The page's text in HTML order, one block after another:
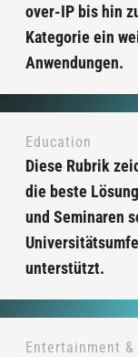
over-IP bis hin
Kategorie ein
Anwendungen.
Education
Diese Rubrik
die beste
und Seminaren
unterstützt.
Entertainment